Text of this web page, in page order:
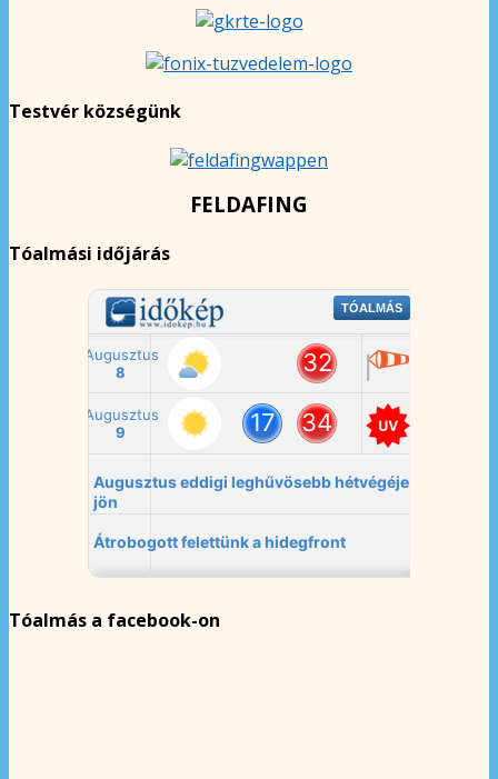
Testvér községünk
FELDAFING
Tóalmási időjárás
Tóalmás a facebook-on